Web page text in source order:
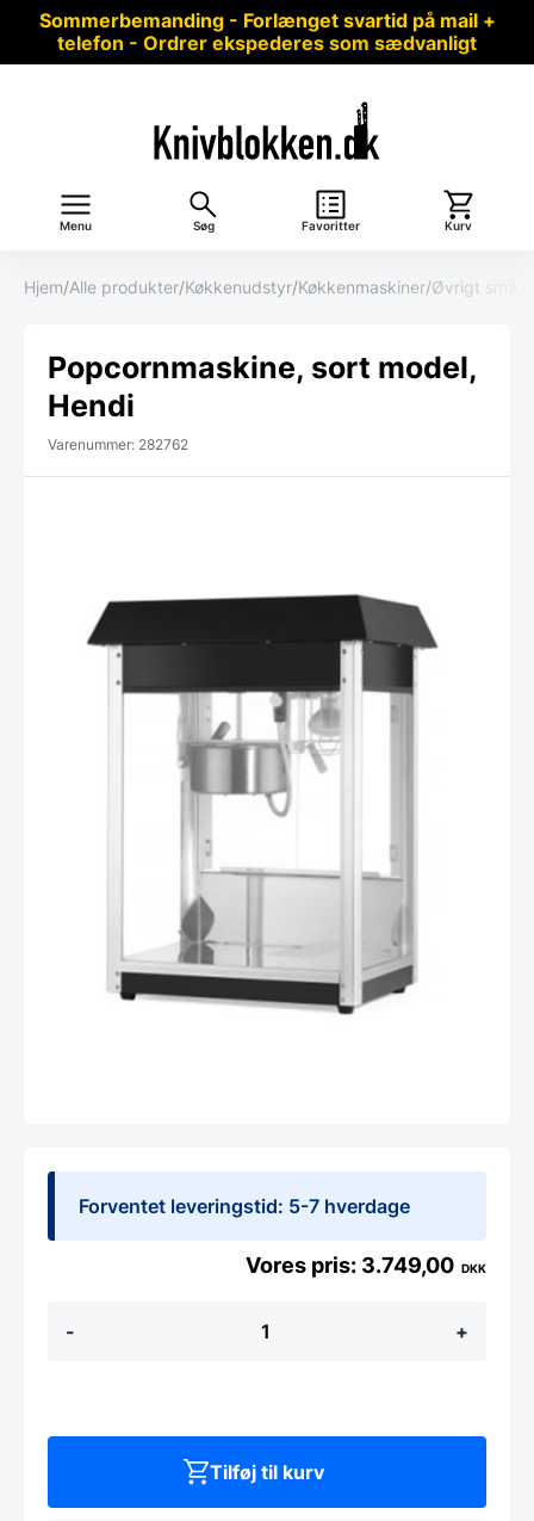
Sommerbemanding - Forlænget svartid på mail +
telefon - Ordrer ekspederes som sædvanligt
Menu Søg Favoritter Kurv
Hjem/Alle produkter/Køkkenudstyr/Køkkenmaskiner/Øvrigt små el
Popcornmaskine, sort model,
Hendi
Varenummer: 282762
Forventet leveringstid: 5-7 hverdage
-
sort
+
3.749,00 DKK
Tilføj til kurv